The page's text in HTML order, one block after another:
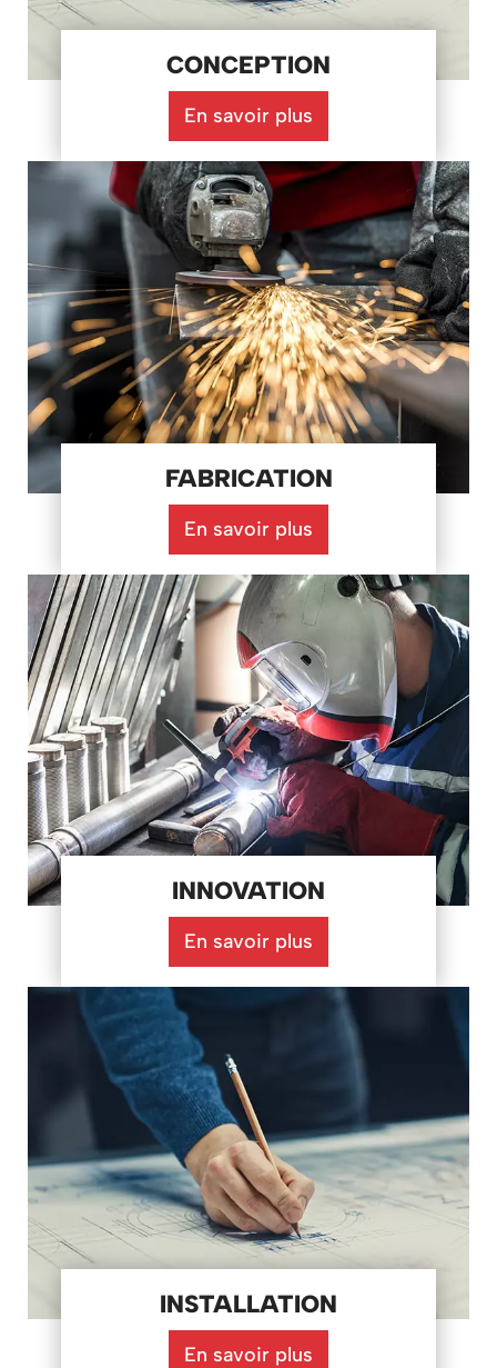
CONCEPTION
En savoir plus
FABRICATION
En savoir plus
INNOVATION
En savoir plus
INSTALLATION
En savoir plus